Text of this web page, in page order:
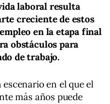
laboral resulta
creciente de estos
en la etapa final
obstáculos para
de trabajo.
en el que el
más años puede